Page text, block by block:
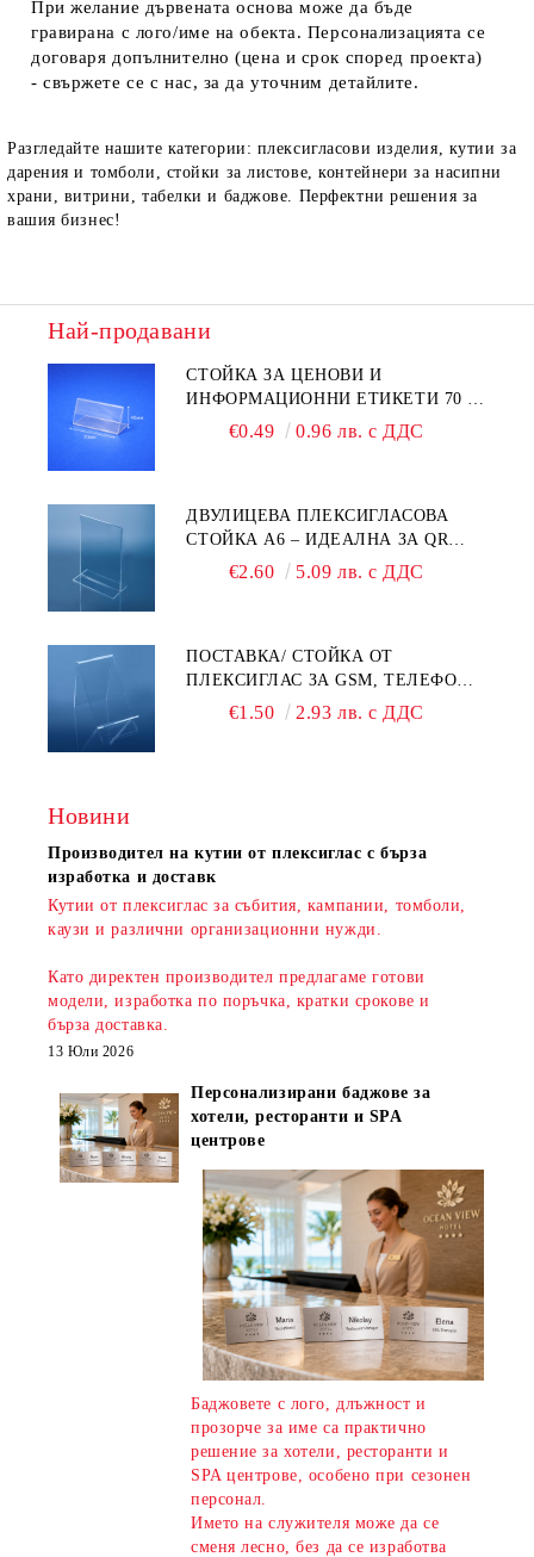
При желание дървената основа може да бъде
гравирана с лого/име на обекта. Персонализацията се
договаря допълнително (цена и срок според проекта)
- свържете се с нас, за да уточним детайлите.
Разгледайте нашите категории: плексигласови изделия, кутии за
дарения и томболи, стойки за листове, контейнери за насипни
храни, витрини, табелки и баджове. Перфектни решения за
вашия бизнес!
Най-продавани
СТОЙКА ЗА ЦЕНОВИ И
ИНФОРМАЦИОННИ ЕТИКЕТИ 70 ×
40 ММ – ПРОЗРАЧНА
€0.49 0.96 лв. с ДДС
ДВУЛИЦЕВА ПЛЕКСИГЛАСОВА
СТОЙКА A6 – ИДЕАЛНА ЗА QR
КОДОВЕ И РЕКЛАМИ
€2.60 5.09 лв. с ДДС
ПОСТАВКА/ СТОЙКА ОТ
ПЛЕКСИГЛАС ЗА GSM, ТЕЛЕФОН,
СМАРТФОН И АКСЕСОАРИ ЗА ТЯХ
€1.50 2.93 лв. с ДДС
Новини
Производител на кутии от плексиглас с бърза
изработка и доставк
Кутии от плексиглас за събития, кампании, томболи,
каузи и различни организационни нужди.
Като директен производител предлагаме готови
модели, изработка по поръчка, кратки срокове и
бърза доставка.
13 Юли 2026
Персонализирани баджове за
хотели, ресторанти и SPA
центрове
Баджовете с лого, длъжност и
прозорче за име са практично
решение за хотели, ресторанти и
SPA центрове, особено при сезонен
персонал.
Името на служителя може да се
сменя лесно, без да се изработва